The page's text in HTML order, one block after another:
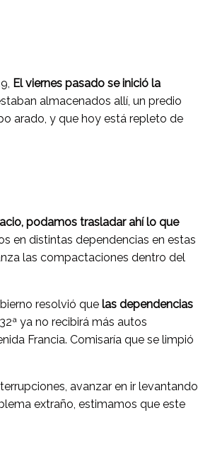
El viernes pasado se inició la
almacenados allí, un predio
arado, y que hoy está repleto de
podamos trasladar ahí lo que
en distintas dependencias en estas
las compactaciones dentro del
resolvió que las dependencias
ya no recibirá más autos
Francia. Comisaría que se limpió
avanzar en ir levantando
extraño, estimamos que este